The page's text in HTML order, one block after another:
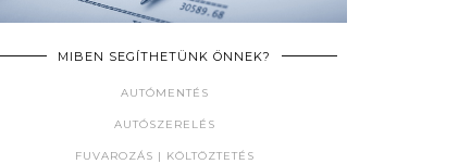
MIBEN SEGÍTHETÜNK ÖNNEK?
AUTÓMENTÉS
AUTÓSZERELÉS
FUVAROZÁS | KÖLTÖZTETÉS